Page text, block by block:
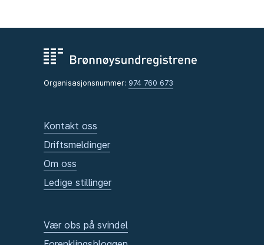
Organisasjonsnummer: 974 760 673
Kontakt oss
Driftsmeldinger
Om oss
Ledige stillinger
Vær obs på svindel